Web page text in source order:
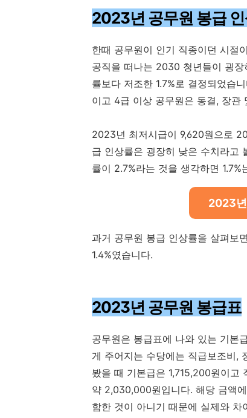
2023년 공무원 봉급
한때 공무원이 인기 직종이던 시절
공직을 떠나는 2030 청년들이 굉
률보다 저조한 1.7%로 결정되었습
이고 4급 이상 공무원은 동결, 장관
2023년 최저시급이 9,620원으로
급 인상률은 굉장히 낮은 수치라고
률이 2.7%라는 것을 생각하면
2023년
과거 공무원 봉급 인상률을 살펴보
1.4%였습니다.
2023년 공무원 봉급표
공무원은 봉급표에 나와 있는 기본
게 주어지는 수당에는 직급보조비,
봤을 때 기본급은 1,715,200원이고
약 2,030,000원입니다. 해당 금액
함한 것이 아니기 때문에 실제와 차